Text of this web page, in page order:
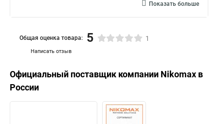
Показать больше
Написать отзыв
Общая оценка товара: 5 1
Официальный поставщик компании Nikomax в
России